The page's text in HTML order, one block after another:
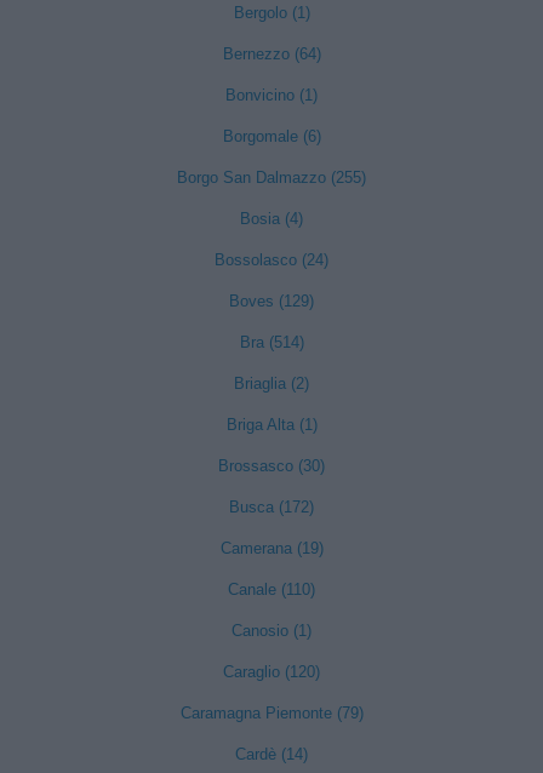
Bergolo (1)
Bernezzo (64)
Bonvicino (1)
Borgomale (6)
Borgo San Dalmazzo (255)
Bosia (4)
Bossolasco (24)
Boves (129)
Bra (514)
Briaglia (2)
Briga Alta (1)
Brossasco (30)
Busca (172)
Camerana (19)
Canale (110)
Canosio (1)
Caraglio (120)
Caramagna Piemonte (79)
Cardè (14)